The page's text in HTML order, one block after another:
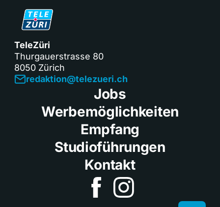
TeleZüri
Thurgauerstrasse 80
8050 Zürich
redaktion@telezueri.ch
Jobs
Werbemöglichkeiten
Empfang
Studioführungen
Kontakt